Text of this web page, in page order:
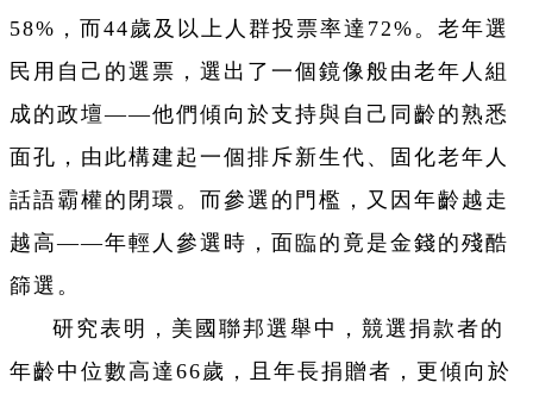
58%，而44歲及以上人群投票率達72%。老年選
民用自己的選票，選出了一個鏡像般由老年人組
成的政壇——他們傾向於支持與自己同齡的熟悉
面孔，由此構建起一個排斥新生代、固化老年人
話語霸權的閉環。而參選的門檻，又因年齡越走
越高——年輕人參選時，面臨的竟是金錢的殘酷
篩選。
研究表明，美國聯邦選舉中，競選捐款者的
年齡中位數高達66歲，且年長捐贈者，更傾向於